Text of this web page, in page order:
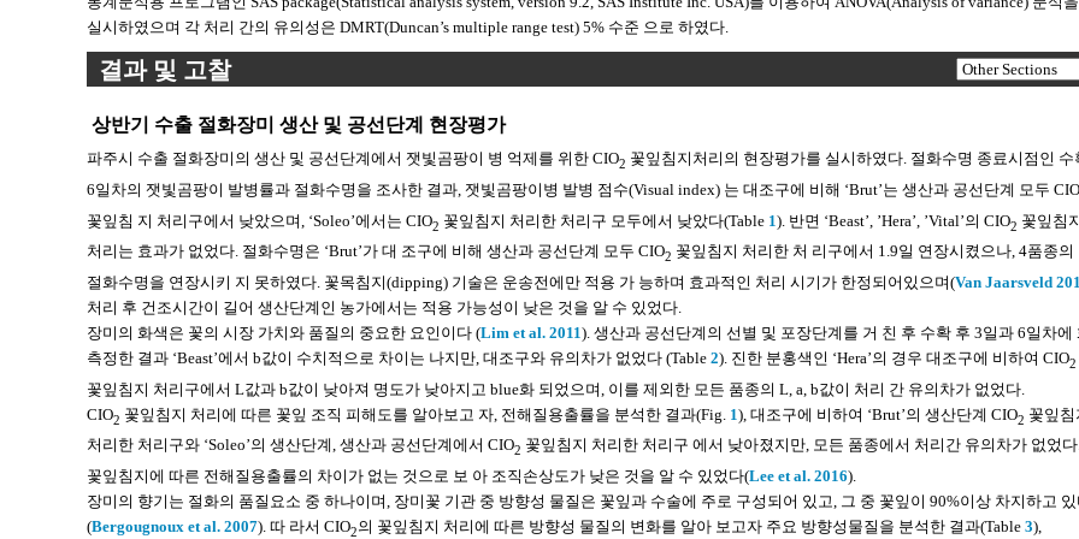
실시하였으며 각 처리 간의 유의성은 DMRT(Duncan’s multiple range test) 5% 수준 으로 하였다.
결과 및 고찰
상반기 수출 절화장미 생산 및 공선단계 현장평가
파주시 수출 절화장미의 생산 및 공선단계에서 잿빛곰팡이 병 억제를 위한 CIO2 꽃잎침지처리의 현장평가를 실시하였다. 절화수명 종료시점인 수
6일차의 잿빛곰팡이 발병률과 절화수명을 조사한 결과, 잿빛곰팡이병 발병 점수(Visual index) 는 대조구에 비해 ‘Brut’는 생산과 공선단계 모두 CIO
꽃잎침 지 처리구에서 낮았으며, ‘Soleo’에서는 CIO2 꽃잎침지 처리한 처리구 모두에서 낮았다(Table 1). 반면 ‘Beast’, ’Hera’, ’Vital’의 CIO2 꽃잎침
처리는 효과가 없었다. 절화수명은 ‘Brut’가 대 조구에 비해 생산과 공선단계 모두 CIO2 꽃잎침지 처리한 처 리구에서 1.9일 연장시켰으나, 4품종의
절화수명을 연장시키 지 못하였다. 꽃목침지(dipping) 기술은 운송전에만 적용 가 능하며 효과적인 처리 시기가 한정되어있으며(Van Jaarsveld
처리 후 건조시간이 길어 생산단계인 농가에서는 적용 가능성이 낮은 것을 알 수 있었다.
장미의 화색은 꽃의 시장 가치와 품질의 중요한 요인이다 (Lim et al. 2011). 생산과 공선단계의 선별 및 포장단계를 거 친 후 수확 후 3일과 6일차에
측정한 결과 ‘Beast’에서 b값이 수치적으로 차이는 나지만, 대조구와 유의차가 없었다 (Table 2). 진한 분홍색인 ‘Hera’의 경우 대조구에 비하여 CIO2
꽃잎침지 처리구에서 L값과 b값이 낮아져 명도가 낮아지고 blue화 되었으며, 이를 제외한 모든 품종의 L, a, b값이 처리 간 유의차가 없었다.
CIO2 꽃잎침지 처리에 따른 꽃잎 조직 피해도를 알아보고 자, 전해질용출률을 분석한 결과(Fig. 1), 대조구에 비하여 ‘Brut’의 생산단계 CIO2 꽃잎침
처리한 처리구와 ‘Soleo’의 생산단계, 생산과 공선단계에서 CIO2 꽃잎침지 처리한 처리구 에서 낮아졌지만, 모든 품종에서 처리간 유의차가 없었다
꽃잎침지에 따른 전해질용출률의 차이가 없는 것으로 보 아 조직손상도가 낮은 것을 알 수 있었다(Lee et al. 2016).
장미의 향기는 절화의 품질요소 중 하나이며, 장미꽃 기관 중 방향성 물질은 꽃잎과 수술에 주로 구성되어 있고, 그 중 꽃잎이 90%이상 차지하고
(Bergougnoux et al. 2007). 따 라서 CIO2의 꽃잎침지 처리에 따른 방향성 물질의 변화를 알아 보고자 주요 방향성물질을 분석한 결과(Table 3),